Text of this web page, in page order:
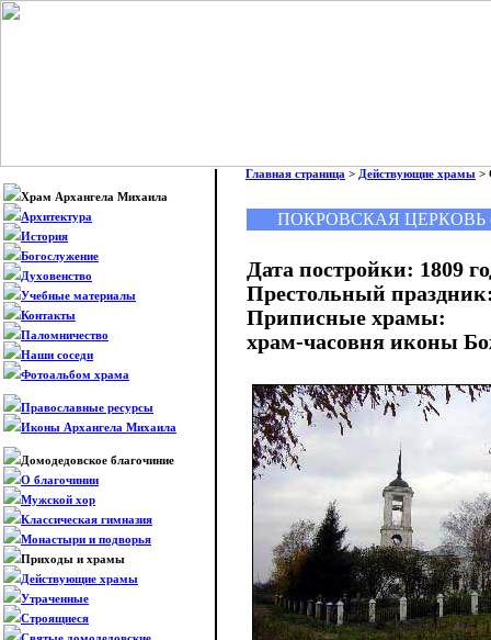
Храм Архангела Михаила
Архитектура
История
Богослужение
Духовенство
Учебные материалы
Контакты
Паломничество
Наши соседи
Фотоальбом храма
Православные ресурсы
Иконы Архангела Михаила
Домодедовское благочиние
О благочинии
Мужской хор
Классическая гимназия
Монастыри и подворья
Приходы и храмы
Действующие храмы
Утраченные
Строящиеся
Главная страница > Действующие храмы >
ПОКРОВСКАЯ ЦЕРКОВЬ
Дата постройки: 1809
Престольный
Приписные храмы:
храм-часовня иконы